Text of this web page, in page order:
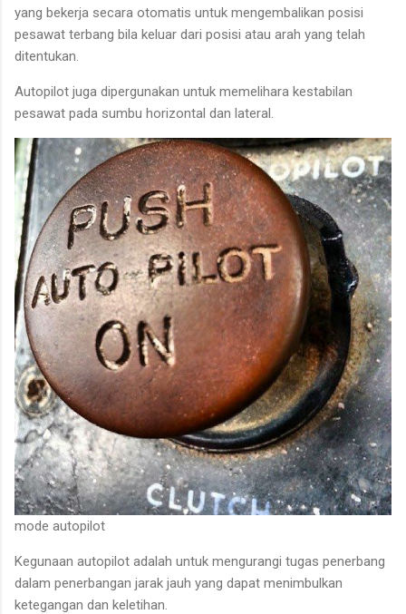
yang bekerja secara otomatis untuk mengembalikan posisi
pesawat terbang bila keluar dari posisi atau arah yang telah
ditentukan.
Autopilot juga dipergunakan untuk memelihara kestabilan
pesawat pada sumbu horizontal dan lateral.
mode autopilot
Kegunaan autopilot adalah untuk mengurangi tugas penerbang
dalam penerbangan jarak jauh yang dapat menimbulkan
ketegangan dan keletihan.